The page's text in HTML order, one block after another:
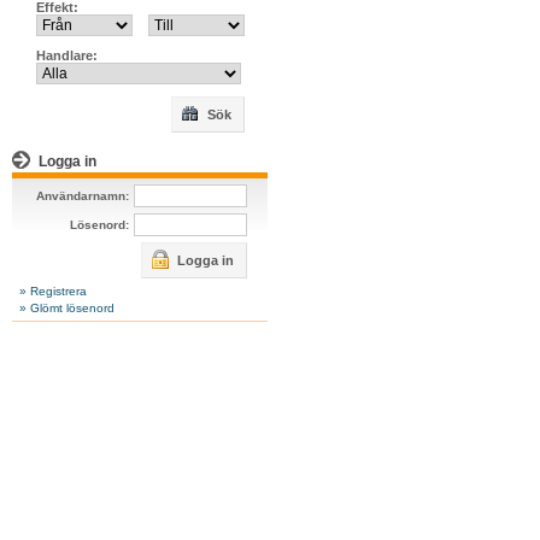
Effekt:
Handlare:
Sök
Logga in
Användarnamn:
Lösenord:
Logga in
» Registrera
» Glömt lösenord